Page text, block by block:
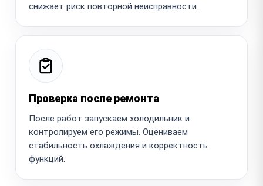
снижает риск повторной неисправности.
Проверка после ремонта
После работ запускаем холодильник и
контролируем его режимы. Оцениваем
стабильность охлаждения и корректность
функций.